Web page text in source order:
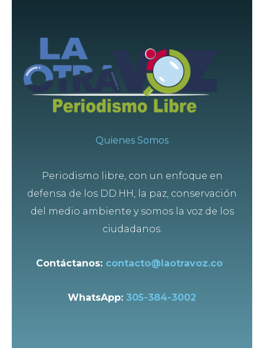
Quienes Somos
Periodismo libre, con un enfoque en
defensa de los DD.HH, la paz, conservación
del medio ambiente y somos la voz de los
ciudadanos.
Contáctanos: contacto@laotravoz.co
WhatsApp: 305-384-3002